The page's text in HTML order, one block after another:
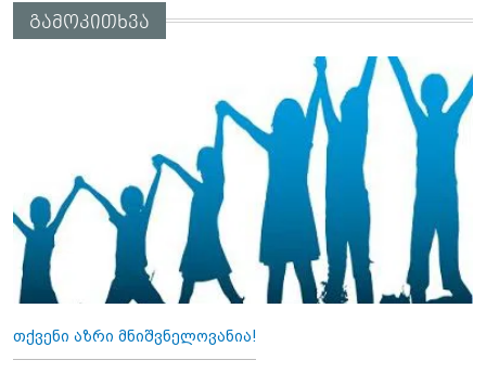
გამოკითხვა
თქვენი აზრი მნიშვნელოვანია!